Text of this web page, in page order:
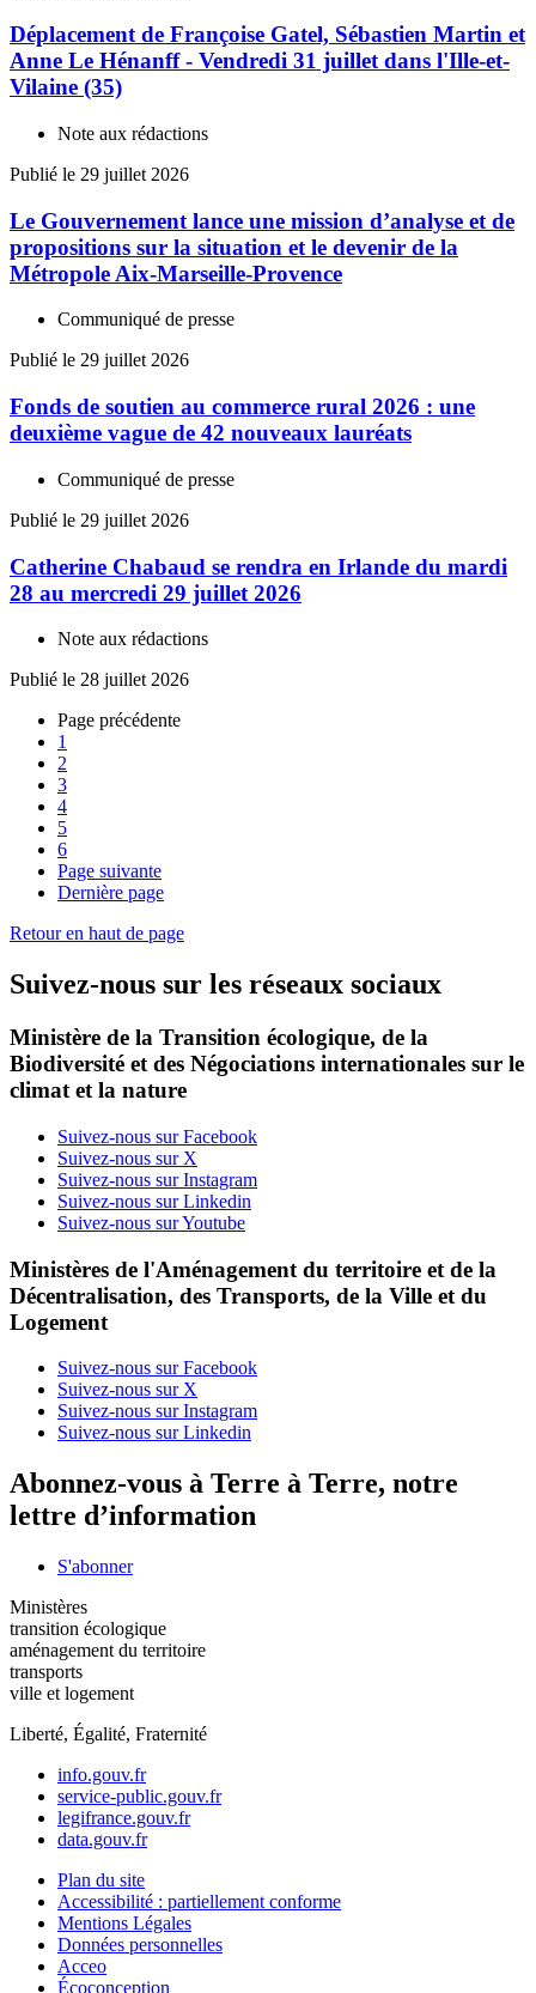
Déplacement de Françoise Gatel, Sébastien Martin et
Anne Le Hénanff - Vendredi 31 juillet dans l'Ille-et-
Vilaine (35)
Note aux rédactions
Publié le 29 juillet 2026
Le Gouvernement lance une mission d’analyse et de
propositions sur la situation et le devenir de la
Métropole Aix-Marseille-Provence
Communiqué de presse
Publié le 29 juillet 2026
Fonds de soutien au commerce rural 2026 : une
deuxième vague de 42 nouveaux lauréats
Communiqué de presse
Publié le 29 juillet 2026
Catherine Chabaud se rendra en Irlande du mardi
28 au mercredi 29 juillet 2026
Note aux rédactions
Publié le 28 juillet 2026
Page précédente
1
2
3
4
5
6
Page suivante
Dernière page
Retour en haut de page
Suivez-nous sur les réseaux sociaux
Ministère de la Transition écologique, de la
Biodiversité et des Négociations internationales sur le
climat et la nature
Suivez-nous sur Facebook
Suivez-nous sur X
Suivez-nous sur Instagram
Suivez-nous sur Linkedin
Suivez-nous sur Youtube
Ministères de l'Aménagement du territoire et de la
Décentralisation, des Transports, de la Ville et du
Logement
Suivez-nous sur Facebook
Suivez-nous sur X
Suivez-nous sur Instagram
Suivez-nous sur Linkedin
Abonnez-vous à Terre à Terre, notre
lettre d’information
S'abonner
Ministères
transition écologique
aménagement du territoire
transports
ville et logement
Liberté, Égalité, Fraternité
info.gouv.fr
service-public.gouv.fr
legifrance.gouv.fr
data.gouv.fr
Plan du site
Accessibilité : partiellement conforme
Mentions Légales
Données personnelles
Acceo
Écoconception